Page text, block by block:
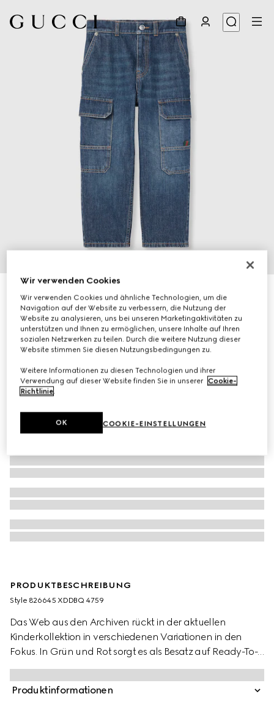
Kinderhose aus Denim mit Web
€ 520
PRODUKTBESCHREIBUNG
Style ‎826645 XDDBQ 4759
Das Web aus den Archiven rückt in der aktuellen
Kinderkollektion in verschiedenen Variationen in den
Fokus. In Grün und Rot sorgt es als Besatz auf Ready-To-
Wear-Modellen, Schuhen und Accessoires für sportliche
Looks mit vielseitigem Charakter. Diese Kinderhose aus
Denim zieren ein Schlaufendetail mit Web und ein
Produktinformationen
Wir verwenden Cookies
Wir verwenden Cookies und ähnliche Technologien, um die
Navigation auf der Website zu verbessern, die Nutzung der
Website zu analysieren, uns bei unseren Marketingaktivitäten zu
unterstützen und Ihnen zu ermöglichen, unsere Inhalte auf Ihren
sozialen Netzwerken zu teilen. Durch die weitere Nutzung dieser
Website stimmen Sie diesen Nutzungsbedingungen zu.
Weitere Informationen zu diesen Technologien und ihrer
Verwendung auf dieser Website finden Sie in unserer Cookie-
Richtlinie.
COOKIE-EINSTELLUNGEN
OK